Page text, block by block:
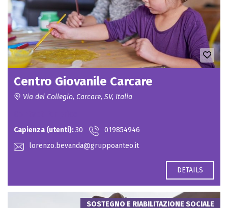
Centro Giovanile Carcare
Via del Collegio, Carcare, SV, Italia
Capienza (utenti):30
019854946
lorenzo.bevanda@gruppoanteo.it
DETAILS
SOSTEGNO E RIABILITAZIONE SOCIALE